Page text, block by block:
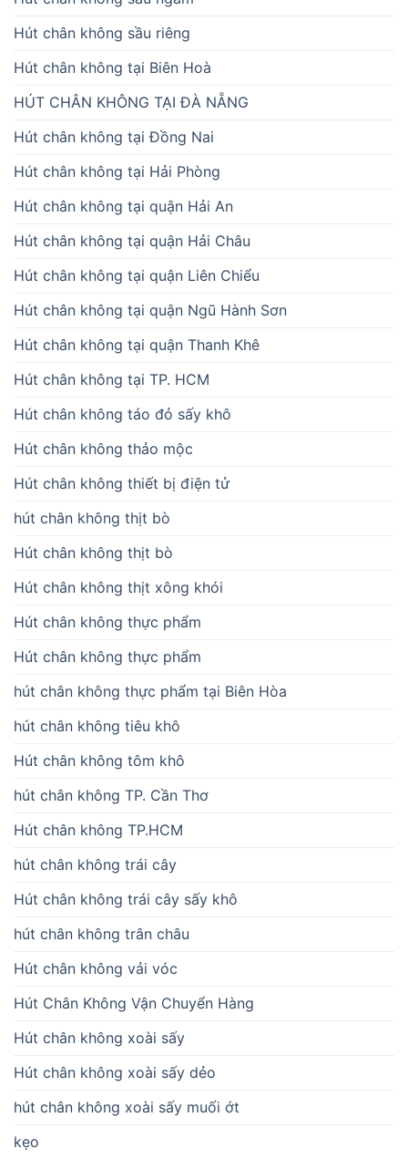
Hút chân không sầu riêng
Hút chân không tại Biên Hoà
HÚT CHÂN KHÔNG TẠI ĐÀ NẴNG
Hút chân không tại Đồng Nai
Hút chân không tại Hải Phòng
Hút chân không tại quận Hải An
Hút chân không tại quận Hải Châu
Hút chân không tại quận Liên Chiểu
Hút chân không tại quận Ngũ Hành Sơn
Hút chân không tại quận Thanh Khê
Hút chân không tại TP. HCM
Hút chân không táo đỏ sấy khô
Hút chân không thảo mộc
Hút chân không thiết bị điện tử
hút chân không thịt bò
Hút chân không thịt bò
Hút chân không thịt xông khói
Hút chân không thực phẩm
Hút chân không thực phẩm
hút chân không thực phẩm tại Biên Hòa
hút chân không tiêu khô
Hút chân không tôm khô
hút chân không TP. Cần Thơ
Hút chân không TP.HCM
hút chân không trái cây
Hút chân không trái cây sấy khô
hút chân không trân châu
Hút chân không vải vóc
Hút Chân Không Vận Chuyển Hàng
Hút chân không xoài sấy
Hút chân không xoài sấy dẻo
hút chân không xoài sấy muối ớt
kẹo